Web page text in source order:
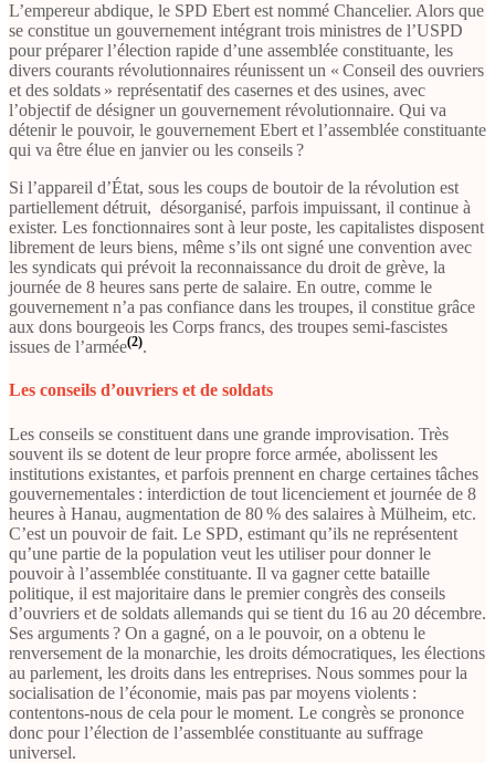
L’empereur abdique, le SPD Ebert est nommé Chancelier. Alors que
se constitue un gouvernement intégrant trois ministres de l’USPD
pour préparer l’élection rapide d’une assemblée constituante, les
divers courants révolutionnaires réunissent un « Conseil des ouvriers
et des soldats » représentatif des casernes et des usines, avec
l’objectif de désigner un gouvernement révolutionnaire. Qui va
détenir le pouvoir, le gouvernement Ebert et l’assemblée constituante
qui va être élue en janvier ou les conseils ?
Si l’appareil d’État, sous les coups de boutoir de la révolution est
partiellement détruit, désorganisé, parfois impuissant, il continue à
exister. Les fonctionnaires sont à leur poste, les capitalistes disposent
librement de leurs biens, même s’ils ont signé une convention avec
les syndicats qui prévoit la reconnaissance du droit de grève, la
journée de 8 heures sans perte de salaire. En outre, comme le
gouvernement n’a pas confiance dans les troupes, il constitue grâce
aux dons bourgeois les Corps francs, des troupes semi-fascistes
issues de l’armée(2).
Les conseils d’ouvriers et de soldats
Les conseils se constituent dans une grande improvisation. Très
souvent ils se dotent de leur propre force armée, abolissent les
institutions existantes, et parfois prennent en charge certaines tâches
gouvernementales : interdiction de tout licenciement et journée de 8
heures à Hanau, augmentation de 80 % des salaires à Mülheim, etc.
C’est un pouvoir de fait. Le SPD, estimant qu’ils ne représentent
qu’une partie de la population veut les utiliser pour donner le
pouvoir à l’assemblée constituante. Il va gagner cette bataille
politique, il est majoritaire dans le premier congrès des conseils
d’ouvriers et de soldats allemands qui se tient du 16 au 20 décembre.
Ses arguments ? On a gagné, on a le pouvoir, on a obtenu le
renversement de la monarchie, les droits démocratiques, les élections
au parlement, les droits dans les entreprises. Nous sommes pour la
socialisation de l’économie, mais pas par moyens violents :
contentons-nous de cela pour le moment. Le congrès se prononce
donc pour l’élection de l’assemblée constituante au suffrage
universel.